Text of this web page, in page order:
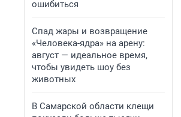
ошибиться
Спад жары и возвращение
«Человека-ядра» на арену:
август — идеальное время,
чтобы увидеть шоу без
животных
В Самарской области клещи